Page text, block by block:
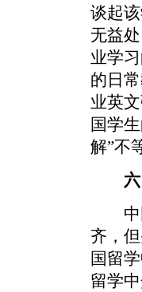
谈起
无益
业学
的日
业英
国学
解”不
六、
中国
齐，
国留
留学